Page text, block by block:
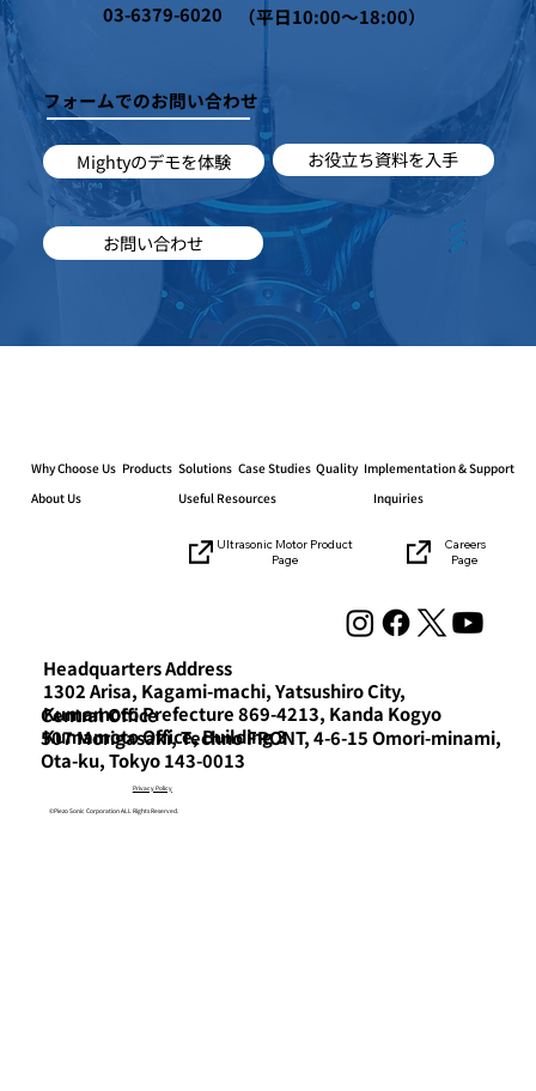
03-6379-6020
（平日10:00～18:00）
フォームでのお問い合わせ
Mightyのデモを体験 お役立ち資料を入手
お問い合わせ
Headquarters Address
1302 Arisa, Kagami-machi, Yatsushiro City,
Kumamoto Prefecture 869-4213, Kanda Kogyo
Kumamoto Office, Building 3
Central Office
507 Morigasaki, Techno FRONT, 4-6-15 Omori-minami,
Ota-ku, Tokyo 143-0013
Why Choose Us Products Solutions Case Studies Quality Implementation & Support
About Us
Useful Resources Inquiries
Ultrasonic Motor Product
Page
Careers
Page
Privacy Policy
©Piezo Sonic Corporation ALL Rights Reserved.